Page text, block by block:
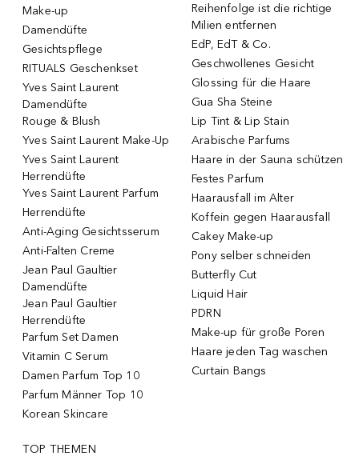
Make-up
Damendüfte
Gesichtspflege
RITUALS Geschenkset
Yves Saint Laurent
Damendüfte
Rouge & Blush
Yves Saint Laurent Make-Up
Yves Saint Laurent
Herrendüfte
Yves Saint Laurent Parfum
Herrendüfte
Anti-Aging Gesichtsserum
Anti-Falten Creme
Jean Paul Gaultier
Damendüfte
Jean Paul Gaultier
Herrendüfte
Parfum Set Damen
Vitamin C Serum
Damen Parfum Top 10
Parfum Männer Top 10
Korean Skincare
Reihenfolge ist die richtige
Milien entfernen
EdP, EdT & Co.
Geschwollenes Gesicht
Glossing für die Haare
Gua Sha Steine
Lip Tint & Lip Stain
Arabische Parfums
Haare in der Sauna schützen
Festes Parfum
Haarausfall im Alter
Koffein gegen Haarausfall
Cakey Make-up
Pony selber schneiden
Butterfly Cut
Liquid Hair
PDRN
Make-up für große Poren
Haare jeden Tag waschen
Curtain Bangs
TOP THEMEN